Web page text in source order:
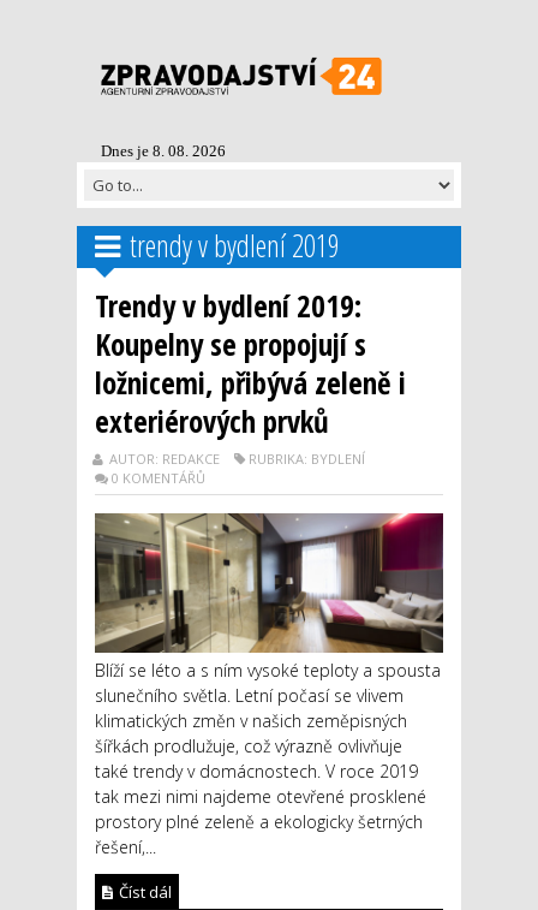
Dnes je 8. 08. 2026
trendy v bydlení 2019
Trendy v bydlení 2019:
Koupelny se propojují s
ložnicemi, přibývá zeleně i
exteriérových prvků
AUTOR: REDAKCE
RUBRIKA: BYDLENÍ
0 KOMENTÁŘŮ
Blíží se léto a s ním vysoké teploty a spousta
slunečního světla. Letní počasí se vlivem
klimatických změn v našich zeměpisných
šířkách prodlužuje, což výrazně ovlivňuje
také trendy v domácnostech. V roce 2019
tak mezi nimi najdeme otevřené prosklené
prostory plné zeleně a ekologicky šetrných
řešení,...
Číst dál